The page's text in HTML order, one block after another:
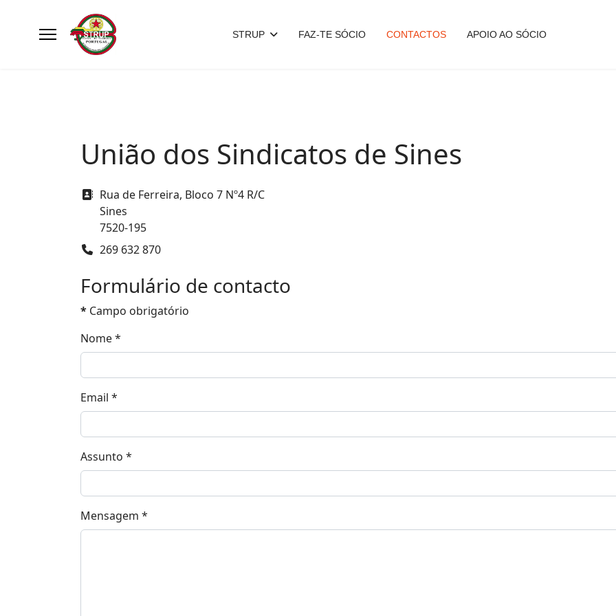
STRUP FAZ-TE SÓCIO CONTACTOS APOIO AO SÓCIO
União dos Sindicatos de Sines
Morada
Rua de Ferreira, Bloco 7 Nº4 R/C
Sines
7520-195
Telefone
269 632 870
Formulário de contacto
* Campo obrigatório
Nome*
Email *
Assunto *
Mensagem *